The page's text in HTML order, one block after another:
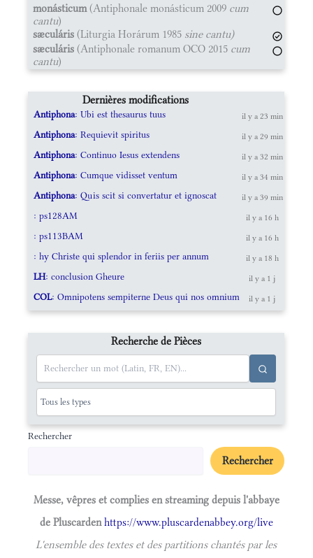
monásticum(Antiphonale monásticum 2009 cum
cantu)
sæculáris (Liturgia Horárum 1985 sine cantu)
sæculáris (Antiphonale romanum OCO 2015 cum
cantu)
Dernières modifications
Antiphona: Ubi est thesaurus tuus il y a 23 min
Antiphona: Requievit spiritus il y a 29 min
Antiphona: Continuo Iesus extendens il y a 32 min
Antiphona: Cumque vidisset ventum il y a 34 min
Antiphona: Quis scit si convertatur et ignoscat il y a 39 min
: ps128AM il y a 16 h
: ps113BAM il y a 16 h
: hy Christe qui splendor in feriis per annum il y a 18 h
LH: conclusion Gheure il y a 1 j
COL: Omnipotens sempiterne Deus qui nos omnium il y a 1 j
Recherche de Pièces
Rechercher
Rechercher
Messe, vêpres et complies en streaming depuis l'abbaye
de Pluscardenhttps://www.pluscardenabbey.org/live
L'ensemble des textes et des partitions chantés par les